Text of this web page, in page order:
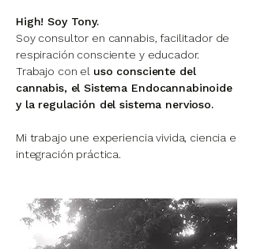
High! Soy Tony.
Soy consultor en cannabis, facilitador de
respiración consciente y educador.
Trabajo con el uso consciente del
cannabis, el Sistema Endocannabinoide
y la regulación del sistema nervioso.
Mi trabajo une experiencia vivida, ciencia e
integración práctica.